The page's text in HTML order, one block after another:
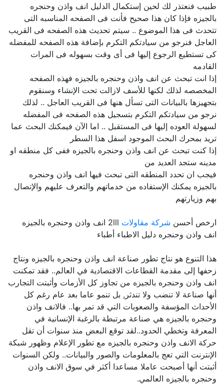
طبيب فنعتذر لك لحين إستكمال الدليل انف واذن وحنجره
بالجيزه فإذا كان هذا صحيح فأنت فى الصفحه المناسبه التى
تتحدث فى هذا الموضوع .. سيتم تحديث هذه الصفحه فى القريب
العاجل فنرجو من سيادتكم التكرم بإضافة هذه الصفحه للمفضله
كى تستطيع الرجوع إليها فى أى وقت بسهوله فى المرات
القادمه
إذا انت تبحث عن انف واذن وحنجره بالجيزه فهذه الصفحه
المخصصه لذلك لكنها للأسف لازالت تحت الإنشاء وسنقوم
بتجهيزها بالبيانات التى تسأل هنها فى القريب العاجل .. لذلك
نرجو من سيادتكم التكرم بتسجيل هذه الصفحه فى المفضله
لسهولة العوده إليها فى المستقبل .. اما الآن فيمكنك البحث عما
تريد بمحرك البحث الموجود اسفل هذا السطر
إذا كنت تبحث عن انف واذن وحنجره بالجيزه ففى كل منطقه او
مدينه ستجد العديد من
فيجب ان تحدد المنطقه التى تبحث فيها انف واذن وحنجره
بالجيزه يمكنك الإستفاده من خدماتهم والتعرف عليهم والإتصال
بهم وزيارتهم
ارخص أحسنشركة مقاولات
2lll انف واذن وحنجره بالجيزه
انف واذن وحنجره دليل الاطباء أطباء
هذا التنوع هو نتاج تطور صناعة انف واذن وحنجره بالجيزه ونتاج
زحفها إلى مقدمة القطاعات الاقتصادية في العالم.. فقد تمكنت
انف واذن وحنجره بالجيزه من تجاوز كل الأزمات وأثبتت التجارب
أنها صناعة لا تنضب ولا تندثر, بل تنمو عاما بعد عام رغم كل
الأحداث المؤسفة والصعوبات التي قد تمر بها.. فالانف واذن
وحنجره بالجيزه هي صناعة مرتبطة بالرغبة الإنسانية في
المعرفة وتخطي الحدود..لقد توقع البعض منذ سنوات أن تقل
حركة الانف واذن وحنجره بالجيزه مع تطور الإعلام وظهور شبكة
الإنترنت التي تعج بالمعلومات والصور والبيانات.. ولكن السنوات
أثبتت أنها أصبحت عاملا مساعدا أكثر في سوق الانف واذن
وحنجره بالجيزه العالمي.